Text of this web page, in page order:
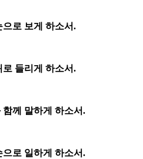
로 보게 하소서.
들리게 하소서.
께 말하게 하소서.
로 일하게 하소서.